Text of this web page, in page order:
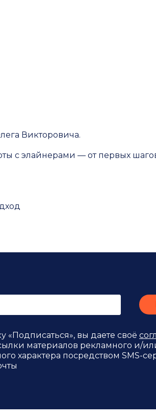
Викторовича.
с элайнерами — от первых
«Подписаться», вы даете своё
материалов рекламного и/
характера посредством SMS-